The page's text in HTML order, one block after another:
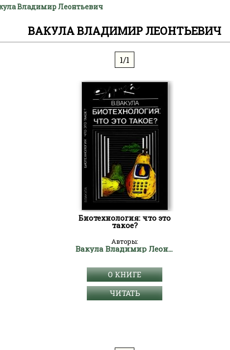
Владимир Леонтьевич
ВАКУЛА ВЛАДИМИР ЛЕОНТЬЕВИЧ
1/1
Биотехнология: что это
такое?
Авторы:
Вакула Владимир Леонтьевич
О КНИГЕ
ЧИТАТЬ